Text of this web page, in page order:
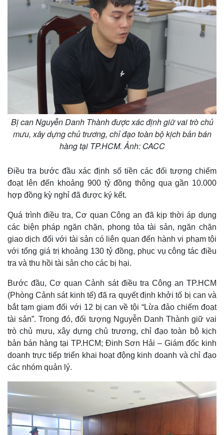
Quan sát
Cuộc sống đó đây
Hồ sơ
Multimedia
Video
Ảnh
E-Magazine
Infographic
Bị can Nguyễn Danh Thành được xác định giữ vai trò chủ
mưu, xây dựng chủ trương, chỉ đạo toàn bộ kịch bản bán
hàng tại TP.HCM. Ảnh: CACC
Điều tra bước đầu xác định số tiền các đối tượng chiếm
đoạt lên đến khoảng 900 tỷ đồng thông qua gần 10.000
hợp đồng kỳ nghỉ đã được ký kết.
Quá trình điều tra, Cơ quan Công an đã kịp thời áp dụng
các biện pháp ngăn chặn, phong tỏa tài sản, ngăn chặn
giao dịch đối với tài sản có liên quan đến hành vi phạm tội
với tổng giá trị khoảng 130 tỷ đồng, phục vụ công tác điều
tra và thu hồi tài sản cho các bị hại.
Bước đầu, Cơ quan Cảnh sát điều tra Công an TP.HCM
(Phòng Cảnh sát kinh tế) đã ra quyết định khởi tố bị can và
bắt tạm giam đối với 12 bị can về tội “Lừa đảo chiếm đoạt
tài sản”. Trong đó, đối tượng Nguyễn Danh Thành giữ vai
trò chủ mưu, xây dựng chủ trương, chỉ đạo toàn bộ kịch
bản bán hàng tại TP.HCM; Đinh Sơn Hải – Giám đốc kinh
doanh trực tiếp triển khai hoạt động kinh doanh và chỉ đạo
các nhóm quản lý.